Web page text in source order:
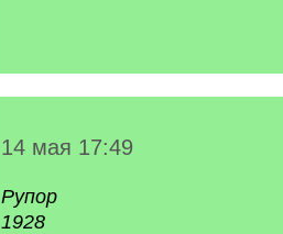
14 мая 17:49
Рупор
1928